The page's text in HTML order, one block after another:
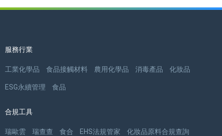
服務行業
工業化學品 食品接觸材料 農用化學品 消毒產品 化妝品
ESG永續管理 食品
合規工具
瑞歐雲 瑞查查 食合 EHS法規管家 化妝品原料合規查詢